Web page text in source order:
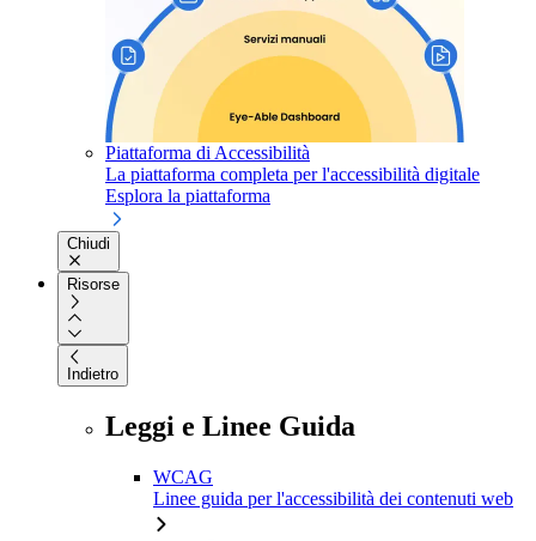
Piattaforma di Accessibilità
La piattaforma completa per l'accessibilità digitale
Esplora la piattaforma
Chiudi
Risorse
Indietro
Leggi e Linee Guida
WCAG
Linee guida per l'accessibilità dei contenuti web